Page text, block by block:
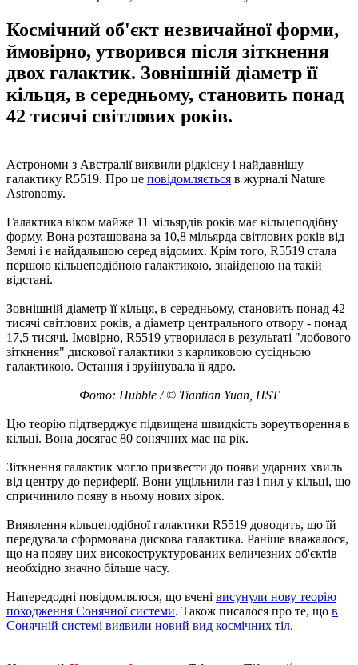
Космічний об'єкт незвичайної форми,
ймовірно, утворився після зіткнення
двох галактик. Зовнішній діаметр її
кільця, в середньому, становить понад
42 тисячі світлових років.
Астрономи з Австралії виявили рідкісну і найдавнішу
галактику R5519. Про це повідомляється в журналі Nature
Astronomy.
Галактика віком майже 11 мільярдів років має кільцеподібну
форму. Вона розташована за 10,8 мільярда світлових років від
Землі і є найдальшою серед відомих. Крім того, R5519 стала
першою кільцеподібною галактикою, знайденою на такій
відстані.
Зовнішній діаметр її кільця, в середньому, становить понад 42
тисячі світлових років, а діаметр центрального отвору - понад
17,5 тисячі. Імовірно, R5519 утворилася в результаті "лобового
зіткнення" дискової галактики з карликовою сусідньою
галактикою. Остання і зруйнувала її ядро.
Фото: Hubble / © Tiantian Yuan, HST
Цю теорію підтверджує підвищена швидкість зореутворення в
кільці. Вона досягає 80 сонячних мас на рік.
Зіткнення галактик могло призвести до появи ударних хвиль
від центру до периферії. Вони ущільнили газ і пил у кільці, що
спричинило появу в ньому нових зірок.
Виявлення кільцеподібної галактики R5519 доводить, що їй
передувала сформована дискова галактика. Раніше вважалося,
що на появу цих високоструктурованих величезних об'єктів
необхідно значно більше часу.
Напередодні повідомлялося, що вчені висунули нову теорію
походження Сонячної системи. Також писалося про те, що в
Сонячній системі виявили новий вид космічних тіл.